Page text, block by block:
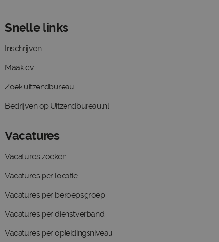
Snelle links
Inschrijven
Maak cv
Zoek uitzendbureau
Bedrijven op Uitzendbureau.nl
Vacatures
Vacatures zoeken
Vacatures per locatie
Vacatures per beroepsgroep
Vacatures per dienstverband
Vacatures per opleidingsniveau